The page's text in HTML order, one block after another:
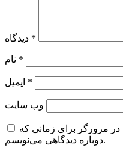
*
*
*
وب‌ سایت
در مرورگر برای زمانی که
دوباره دیدگاهی می‌نویسم.